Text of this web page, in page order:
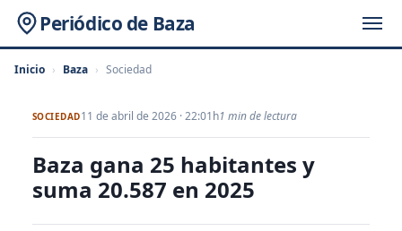
Periódico de Baza
Inicio › Baza › Sociedad
SOCIEDAD11 de abril de 2026 · 22:01h1 min de lectura
Baza gana 25 habitantes y
suma 20.587 en 2025